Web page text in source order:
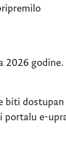
2026 godine.
biti dostupan
portalu e-